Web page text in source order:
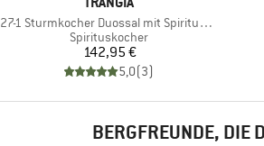
Artikel
27-1 Sturmkocher Duossal mit Spiritusbrenner
Produktgruppe
Spirituskocher
Preis
142,95 €
5,0(3)
BERGFREUNDE, DIE